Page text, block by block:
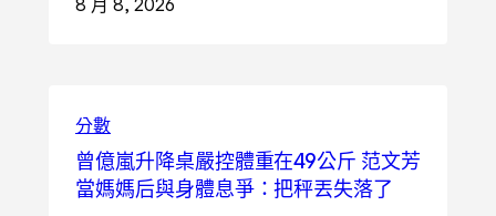
分數
曾億嵐升降桌嚴控體重在49公斤 范文芳
當媽媽后與身體息爭：把秤丟失落了